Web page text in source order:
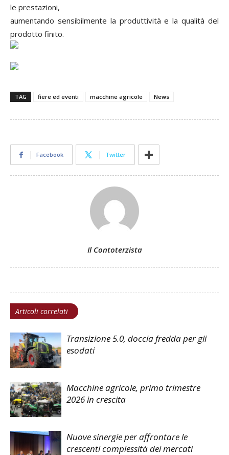
le prestazioni,
aumentando sensibilmente la produttività e la qualità del
prodotto finito.
TAG fiere ed eventi macchine agricole News
Facebook Twitter
Il Contoterzista
Articoli correlati
Transizione 5.0, doccia fredda per gli
esodati
Macchine agricole, primo trimestre
2026 in crescita
Nuove sinergie per affrontare le
crescenti complessità dei mercati